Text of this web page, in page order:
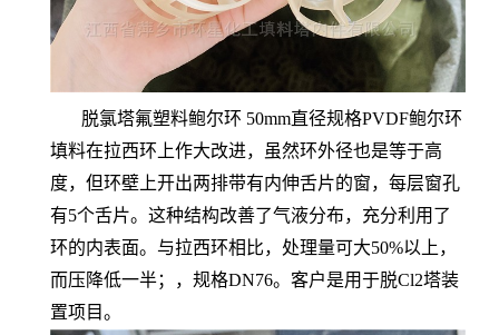
脱氯塔氟塑料鲍尔环 50mm直径规格PVDF鲍尔环
填料在拉西环上作大改进，虽然环外径也是等于高
度，但环壁上开出两排带有内伸舌片的窗，每层窗孔
有5个舌片。这种结构改善了气液分布，充分利用了
环的内表面。与拉西环相比，处理量可大50%以上，
而压降低一半；，规格DN76。客户是用于脱Cl2塔装
置项目。